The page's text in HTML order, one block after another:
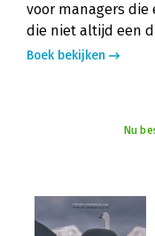
voor managers die
die niet altijd een
Boek bekijken
Nu